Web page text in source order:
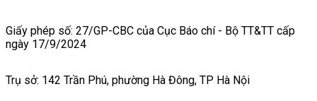
Giấy phép số: 27/GP-CBC của Cục Báo chí - Bộ TT&TT cấp
ngày 17/9/2024
Trụ sở: 142 Trần Phú, phường Hà Đông, TP Hà Nội